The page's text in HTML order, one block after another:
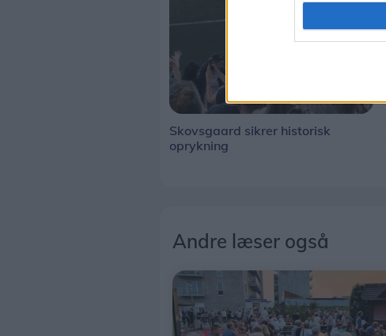
Skovsgaard sikrer historisk
oprykning
Andre læser også